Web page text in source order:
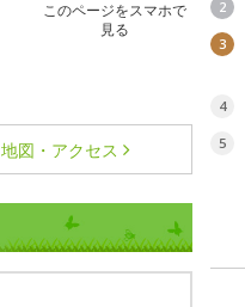
このページをスマホで
見る
地図・アクセス
2
3
4
5